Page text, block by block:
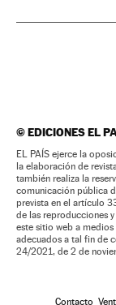
©EDICIONES EL
EL PAÍS ejerce la
la elaboración de
también realiza la
comunicación pública
prevista en el artículo
de las reproducciones
este sitio web a
adecuados a tal fin de
24/2021, de 2 de
Contacto